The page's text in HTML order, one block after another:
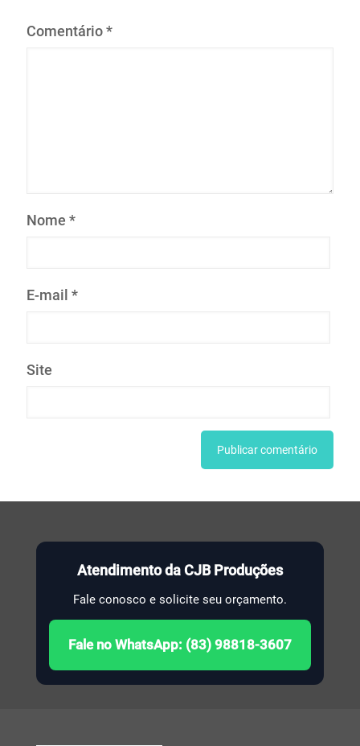
Comentário*
Nome *
E-mail *
Site
Atendimento da CJB Produções
Fale conosco e solicite seu orçamento.
Fale no WhatsApp: (83) 98818-3607